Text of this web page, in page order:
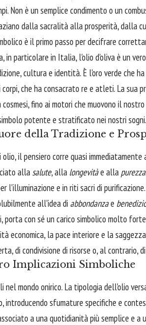
Non è un semplice condimento o un
dalla sacralità alla prosperità, dalla
è il primo passo per decifrare
in particolare in Italia, l'olio d'oliva è un
cultura e identità. È l'oro verde che
che ha consacrato re e atleti. La sua
fino ai motori che muovono il
potente e stratificato nei nostri sogni.
della Tradizione e
il pensiero corre quasi
allasalute, alla longevitàe alla purezza
l'illuminazione e in riti sacri di
all'idea di abbondanzae
porta con sé un carico simbolico molto
economica, la pace interiore e la
di condivisione di risorse o, al contrario,
Implicazioni Simboliche
mondo onirico. La tipologia dell'olio
introducendo sfumature specifiche e
a una quotidianità più semplice e a